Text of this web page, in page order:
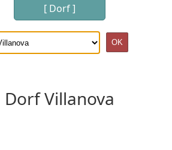
[ Dorf ]
Dorf Villanova